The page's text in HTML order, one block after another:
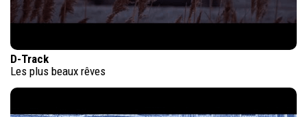
D-Track
Les plus beaux rêves